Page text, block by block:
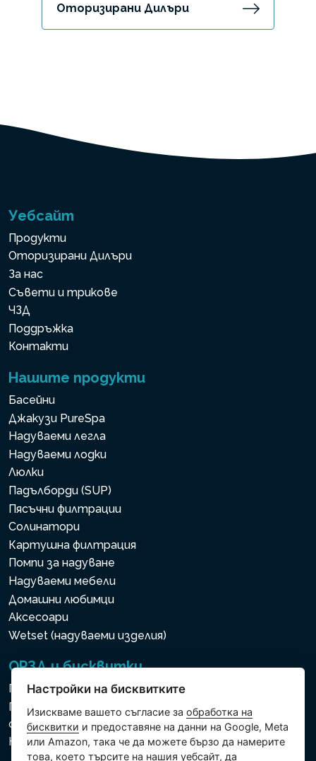
Оторизирани Дилъри
Уебсайт
Продукти
Оторизирани Дилъри
За нас
Съвети и трикове
ЧЗД
Поддръжка
Контакти
Нашите продукти
Басейни
Джакузи PureSpa
Надуваеми легла
Надуваеми лодки
Люлки
Падълборди (SUP)
Пясъчни филтрации
Солинатори
Картушна филтрация
Помпи за надуване
Надуваеми мебели
Домашни любимци
Аксесоари
Wetset (надуваеми изделия)
ОРЗД и бисквитки
Политика за използване на бисквитки
Политика за защита на личните и други
обработвани данни
Настройки на бисквитките
Настройки на бисквитките
Изискваме вашето съгласие заобработка на
бисквитки и предоставяне на данни на Google, Meta
или Amazon, така че да можете бързо да намерите
това, което търсите на нашия уебсайт, да